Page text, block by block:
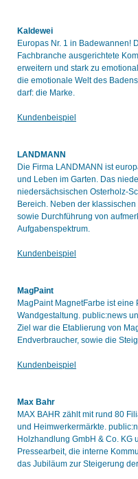
Kaldewei
Europas Nr. 1 in Badewannen!
Fachbranche ausgerichtete
erweitern und stark zu
die emotionale Welt des
darf: die Marke.
Kundenbeispiel
LANDMANN
Die Firma LANDMANN ist
und Leben im Garten. Das
niedersächsischen Osterholz-
Bereich. Neben der
sowie Durchführung von
Aufgabenspektrum.
Kundenbeispiel
MagPaint
MagPaint MagnetFarbe ist
Wandgestaltung. public:news
Ziel war die Etablierung von
Endverbraucher, sowie die
Kundenbeispiel
Max Bahr
MAX BAHR zählt mit rund 80
und Heimwerkermärkte.
Holzhandlung GmbH & Co.
Pressearbeit, die interne
das Jubiläum zur Steigerung